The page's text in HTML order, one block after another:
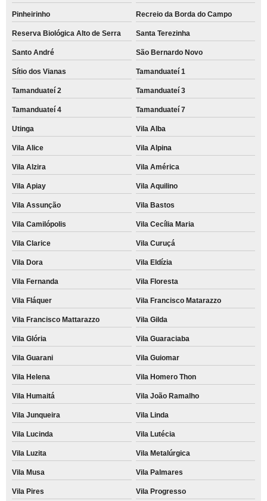
Pinheirinho Recreio da Borda do Campo
Reserva Biológica Alto de Serra Santa Terezinha
Santo André São Bernardo Novo
Sítio dos Vianas Tamanduateí 1
Tamanduateí 2 Tamanduateí 3
Tamanduateí 4 Tamanduateí 7
Utinga Vila Alba
Vila Alice Vila Alpina
Vila Alzira Vila América
Vila Apiay Vila Aquilino
Vila Assunção Vila Bastos
Vila Camilópolis Vila Cecília Maria
Vila Clarice Vila Curuçá
Vila Dora Vila Eldízia
Vila Fernanda Vila Floresta
Vila Fláquer Vila Francisco Matarazzo
Vila Francisco Mattarazzo Vila Gilda
Vila Glória Vila Guaraciaba
Vila Guarani Vila Guiomar
Vila Helena Vila Homero Thon
Vila Humaitá Vila João Ramalho
Vila Junqueira Vila Linda
Vila Lucinda Vila Lutécia
Vila Luzita Vila Metalúrgica
Vila Musa Vila Palmares
Vila Pires Vila Progresso